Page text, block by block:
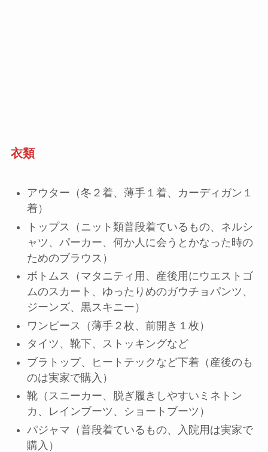
衣類
アウター（冬２着、薄手１着、カーディガン１
着）
トップス（ニット類普段着ているもの、ネルシ
ャツ、パーカー、何か人に会うとかなった時の
ためのブラウス）
ボトムス（マタニティ用、産後用にウエストゴ
ムのスカート、ゆったりめのガウチョパンツ、
ジーンズ、黒スキニー）
ワンピース（薄手２枚、前開き１枚）
タイツ、靴下、ストッキングなど
ブラトップ、ヒートテックなど下着（産後のも
のは実家で購入）
靴（スニーカー、脱ぎ履きしやすいミネトン
カ、レインブーツ、ショートブーツ）
パジャマ（普段着ているもの、入院用は実家で
購入）